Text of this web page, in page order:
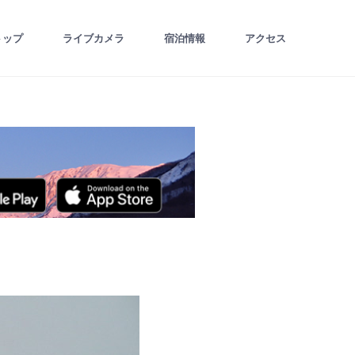
ップ ライブカメラ 宿泊情報 アクセス